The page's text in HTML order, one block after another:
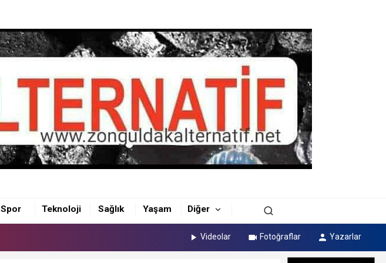
Spor Teknoloji Sağlık Yaşam Diğer
Videolar Fotoğraflar Yazarlar